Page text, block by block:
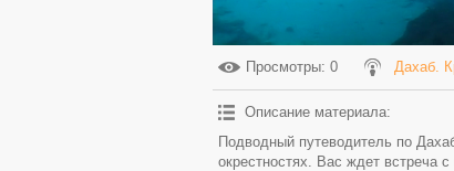
Просмотры: 0 Дахаб.
Описание материала:
Подводный путеводитель по
окрестностях. Вас ждет встреча